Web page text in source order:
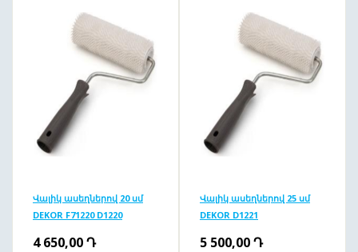
Վալիկ ասեղներով 20 սմ
DEKOR F71220 D1220
4 650,00Դ
Վալիկ ասեղներով 25 սմ
DEKOR D1221
5 500,00Դ